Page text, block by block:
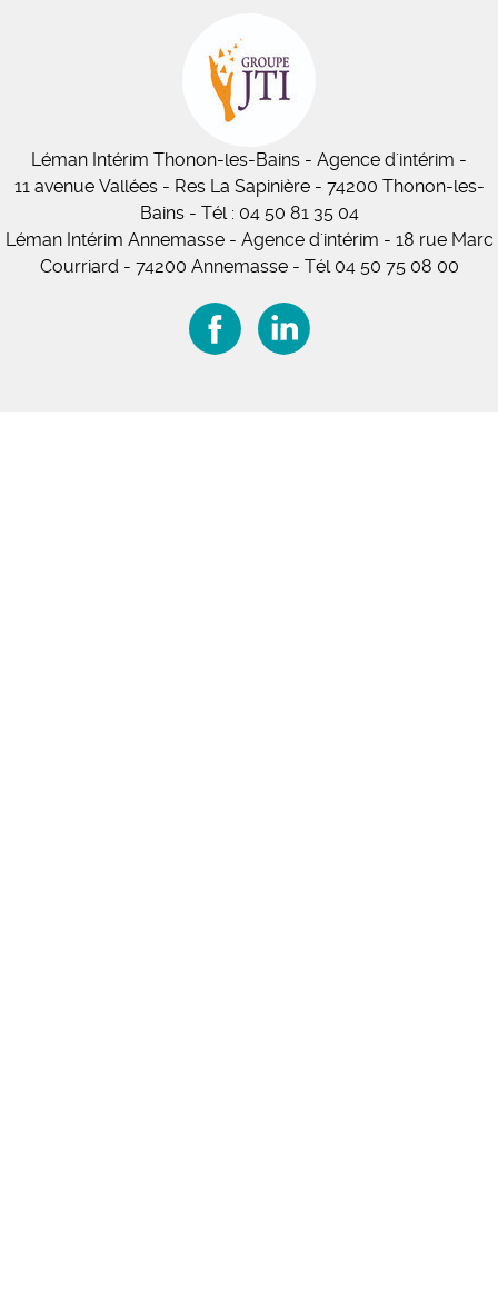
Léman Intérim Thonon-les-Bains - Agence d'intérim -
11avenue Vallées- Res La Sapinière - 74200 Thonon-les-
Bains - Tél : 04 50 81 35 04
Léman Intérim Annemasse - Agence d'intérim - 18 rue Marc
Courriard - 74200 Annemasse - Tél 04 50 75 08 00